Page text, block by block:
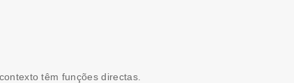
têm funções directas.